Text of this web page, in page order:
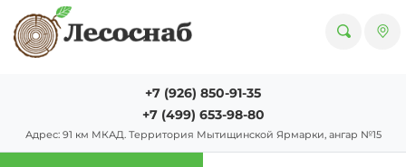
+7 (926) 850-91-35
+7 (499) 653-98-80
Адрес: 91 км МКАД. Территория Мытищинской Ярмарки, ангар №15